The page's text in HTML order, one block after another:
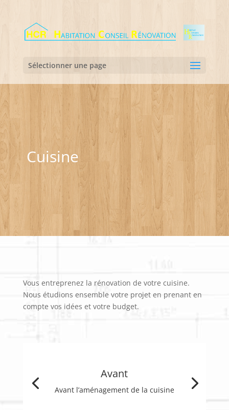
Sélectionner une page
Cuisine
Vous entreprenez la rénovation de votre cuisine.
Nous étudions ensemble votre projet en prenant en
compte vos idées et votre budget.
Avant
Avant l’aménagement de la cuisine